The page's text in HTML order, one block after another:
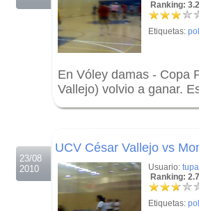
Ranking: 3.2
Etiquetas:
En Vóley damas - Copa
Vallejo) volvio a ganar.
23/08
2010
UCV César Vallejo vs
Usuario:
Ranking: 2.7
Etiquetas: